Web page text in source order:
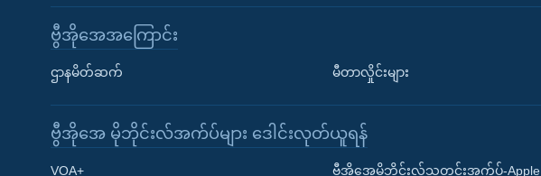
Learning English
ဗွီအိုအေအကြောင်း
ဌာနမိတ်ဆက် မီတာလှိုင်းများ
ဗွီအိုအေ မိုဘိုင်းလ်အက်ပ်များ ဒေါင်းလုတ်ယူရန်
VOA+ ဗွီအိုအေမိုဘိုင်းလ်သတင်းအက်ပ်-Apple